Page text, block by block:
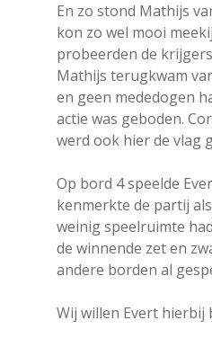
En zo stond Mathijs
kon zo wel mooi
probeerden de
Mathijs terugkwam
en geen mededogen
actie was geboden.
werd ook hier de vlag
Op bord 4 speelde
kenmerkte de partij
weinig speelruimte
de winnende zet en
andere borden al
Wij willen Evert hierbij